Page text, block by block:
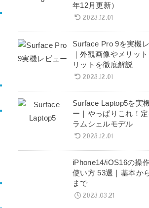
年12月更新）
2023.12.01
Surface Pro 9を実機
｜外観画像やメリッ
リットを徹底解説
2023.12.01
Surface Laptop5を実
ー｜やっぱりこれ！
ラムシェルモデル
2023.12.01
iPhone14/iOS16の操
使い方 53選｜基本か
まで
2023.03.21